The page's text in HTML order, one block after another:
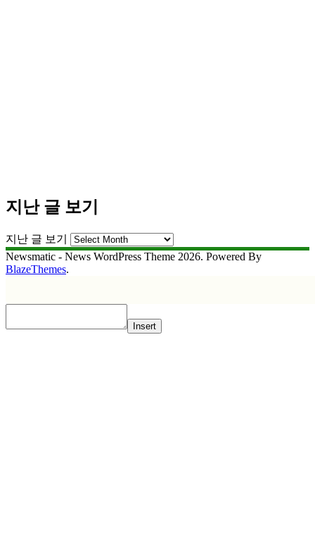
지난 글 보기
지난 글 보기
Newsmatic - News WordPress Theme 2026. Powered By
BlazeThemes.
Insert